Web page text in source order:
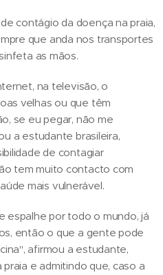
contágio da doença na praia,
que anda nos transportes
as mãos.
na televisão, o
velhas ou que têm
se eu pegar, não me
a estudante brasileira,
de contagiar
tem muito contacto com
mais vulnerável.
espalhe por todo o mundo, já
então o que a gente pode
afirmou a estudante,
e admitindo que, caso a